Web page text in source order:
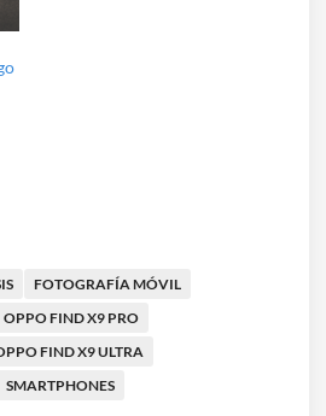
FOTOGRAFÍA MÓVIL
OPPO FIND X9 PRO
FIND X9 ULTRA
SMARTPHONES